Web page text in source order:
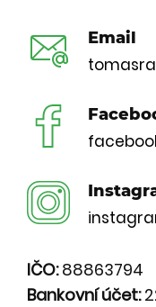
Email
IČO:88863794
Bankovní účet: